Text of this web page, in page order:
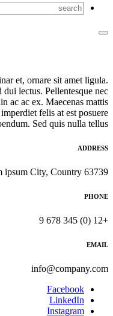
et, ornare sit amet ligula.
lectus. Pellentesque nec
ac ac ex. Maecenas mattis
felis at est posuere
Sed quis nulla tellus.
ADDRESS
63739 street lorem ipsum City, Country
PHONE
+12 (0) 345 678 9
EMAIL
info@company.com
Facebook
LinkedIn
Instagram